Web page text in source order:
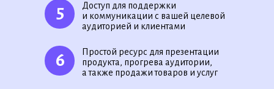
Доступ для поддержки
и коммуникации с вашей целевой
аудиторией и клиентами
5
Простой ресурс для презентации
продукта, прогрева аудитории,
а также продажи товаров и услуг
6